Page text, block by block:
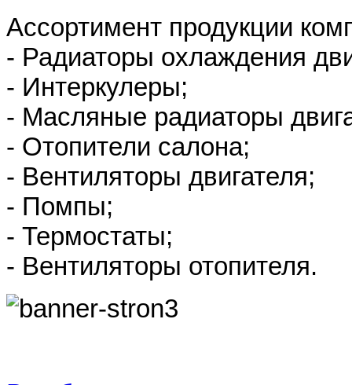
Ассортимент продукции
- Радиаторы охлаждения
- Интеркулеры;
- Масляные радиаторы
- Отопители салона;
- Вентиляторы двигателя;
- Помпы;
- Термостаты;
- Вентиляторы отопителя.